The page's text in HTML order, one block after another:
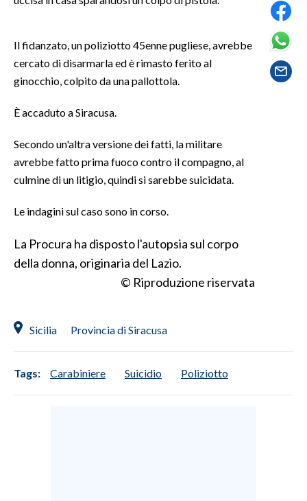
SPETTACOLI
SARDEGNA TURISMO
NOTIZIE
EVENTI
#CARAUNIONE
INSULARITÀ
INFO AZIENDE
ABBONATI
Il fidanzato, un poliziotto 45enne pugliese, avrebbe
cercato di disarmarla ed è rimasto ferito al
ginocchio, colpito da una pallottola.
È accaduto a Siracusa.
Secondo un'altra versione dei fatti, la militare
avrebbe fatto prima fuoco contro il compagno, al
culmine di un litigio, quindi si sarebbe suicidata.
Le indagini sul caso sono in corso.
La Procura ha disposto l'autopsia sul corpo
della donna, originaria del Lazio.
© Riproduzione riservata
Sicilia Provincia di Siracusa
Tags: Carabiniere Suicidio Poliziotto